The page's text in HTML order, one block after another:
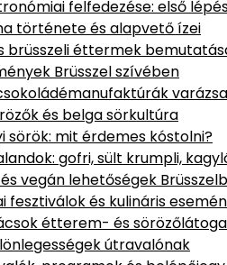
felfedezése: első
története és alapvető ízei
brüsszeli éttermek
Brüsszel szívében
varázsa
és belga sörkultúra
sörök: mit érdemes kóstolni?
gofri, sült krumpli,
vegán lehetőségek
fesztiválok és kulináris
étterem- és
útravalónak